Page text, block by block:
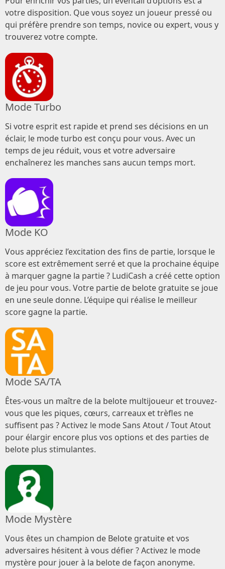
votre disposition. Que vous soyez un joueur pressé ou
qui préfère prendre son temps, novice ou expert, vous y
trouverez votre compte.
Mode Turbo
Si votre esprit est rapide et prend ses décisions en un
éclair, le mode turbo est conçu pour vous. Avec un
temps de jeu réduit, vous et votre adversaire
enchaînerez les manches sans aucun temps mort.
Mode KO
Vous appréciez l’excitation des fins de partie, lorsque le
score est extrêmement serré et que la prochaine équipe
à marquer gagne la partie ? LudiCash a créé cette option
de jeu pour vous. Votre partie de belote gratuite se joue
en une seule donne. L’équipe qui réalise le meilleur
score gagne la partie.
Mode SA/TA
Êtes-vous un maître de la belote multijoueur et trouvez-
vous que les piques, cœurs, carreaux et trèfles ne
suffisent pas ? Activez le mode Sans Atout / Tout Atout
pour élargir encore plus vos options et des parties de
belote plus stimulantes.
Mode Mystère
Vous êtes un champion de Belote gratuite et vos
adversaires hésitent à vous défier ? Activez le mode
mystère pour jouer à la belote de façon anonyme.